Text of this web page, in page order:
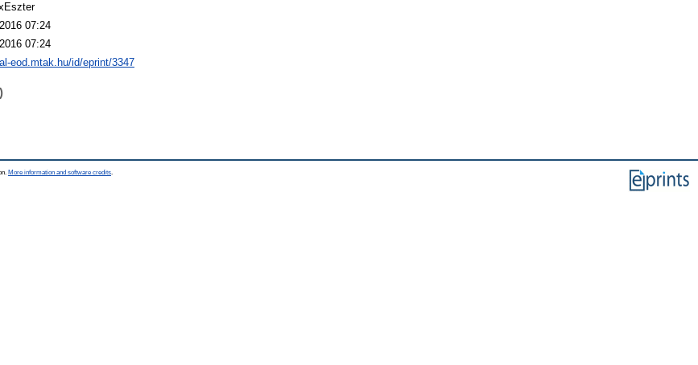
07:24
07:24
eod.mtak.hu/id/eprint/3347
More information and software credits